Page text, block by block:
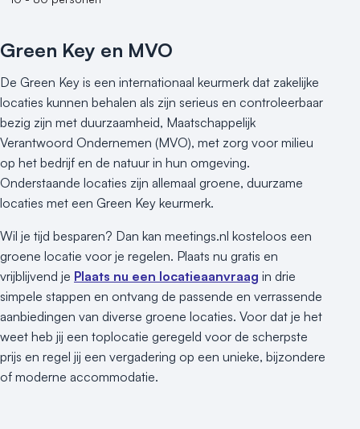
Green Key en MVO
De Green Key is een internationaal keurmerk dat zakelijke
locaties kunnen behalen als zijn serieus en controleerbaar
bezig zijn met duurzaamheid, Maatschappelijk
Verantwoord Ondernemen (MVO), met zorg voor milieu
op het bedrijf en de natuur in hun omgeving.
Onderstaande locaties zijn allemaal groene, duurzame
locaties met een Green Key keurmerk.
Wil je tijd besparen? Dan kan meetings.nl kosteloos een
groene locatie voor je regelen. Plaats nu gratis en
vrijblijvend je Plaats nu een locatieaanvraag in drie
simpele stappen en ontvang de passende en verrassende
aanbiedingen van diverse groene locaties. Voor dat je het
weet heb jij een toplocatie geregeld voor de scherpste
prijs en regel jij een vergadering op een unieke, bijzondere
of moderne accommodatie.